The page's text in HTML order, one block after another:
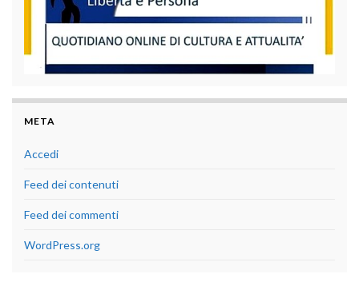
META
Accedi
Feed dei contenuti
Feed dei commenti
WordPress.org